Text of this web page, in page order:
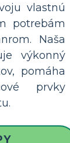
vlastnú
potrebám
Naša
výkonný
pomáha
prvky